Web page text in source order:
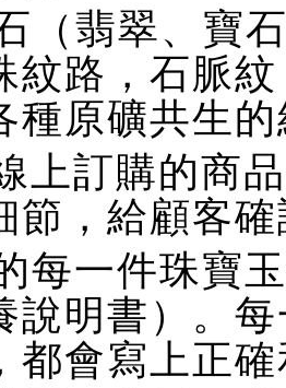
（翡翠、寶
紋路，石脈
種原礦共生
上訂購的商
節，給顧客
每一件珠寶
說明書）。
都會寫上正